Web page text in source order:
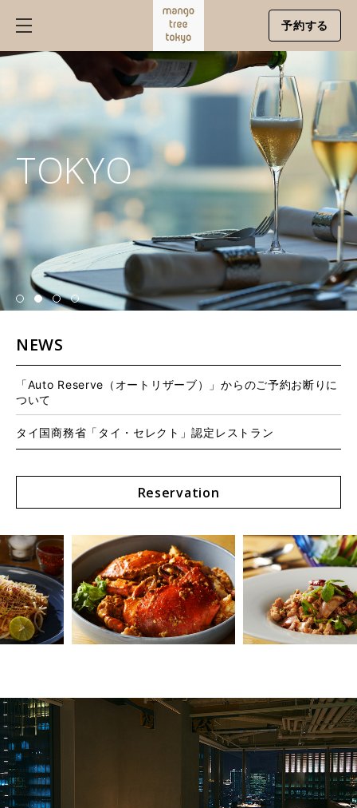
予約する
TOKYO
NEWS
「Auto Reserve（オートリザーブ）」からのご予約お断りに
ついて
タイ国商務省「タイ・セレクト」認定レストラン
Reservation